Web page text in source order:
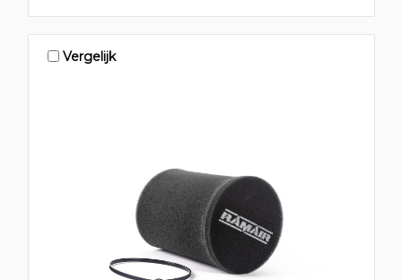
Vergelijk